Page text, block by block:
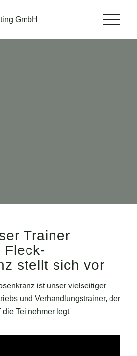
Trainer
Fleck-
stellt sich vor
ist unser vielseitiger
und Verhandlungstrainer, der
die Teilnehmer legt